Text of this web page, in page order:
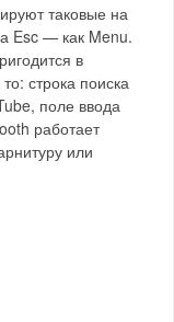
таковые на
Esc — как Menu.
в
строка поиска
поле ввода
работает
или